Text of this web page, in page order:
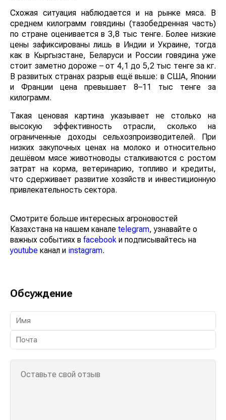
Схожая ситуация наблюдается и на рынке мяса. В
среднем килограмм говядины (тазобедренная часть)
по стране оценивается в 3,8 тыс тенге. Более низкие
цены зафиксированы лишь в Индии и Украине, тогда
как в Кыргызстане, Беларуси и России говядина уже
стоит заметно дороже – от 4,1 до 5,2 тыс тенге за кг.
В развитых странах разрыв ещё выше: в США, Японии
и Франции цена превышает 8–11 тыс тенге за
килограмм.
Такая ценовая картина указывает не столько на
высокую эффективность отрасли, сколько на
ограниченные доходы сельхозпроизводителей. При
низких закупочных ценах на молоко и относительно
дешёвом мясе животноводы сталкиваются с ростом
затрат на корма, ветеринарию, топливо и кредиты,
что сдерживает развитие хозяйств и инвестиционную
привлекательность сектора.
Смотрите больше интересных агроновостей
Казахстана на нашем канале telegram, узнавайте о
важных событиях в facebook и подписывайтесь на
youtube канал и instagram.
Обсуждение